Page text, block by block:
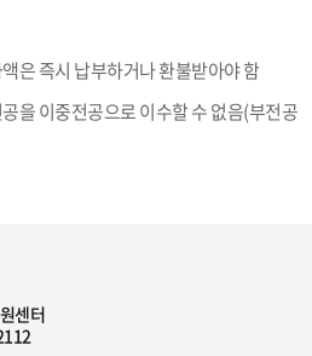
은 즉시 납부하거나 환불받아야 함
을 이중전공으로 이수할 수 없음(부전공
센터